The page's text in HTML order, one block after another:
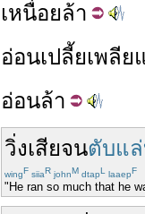
เหนื่อยล้า
อ่อนเปลี้ยเพลีย
อ่อนล้า
วิ่งเสียจนตับแ
wingF siiaR johnM dtapL laaepF
"He ran so much that he